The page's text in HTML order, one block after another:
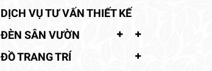
DỊCH VỤ TƯ VẤN THIẾT KẾ
ĐÈN SÂN VƯỜN
ĐỒ TRANG TRÍ